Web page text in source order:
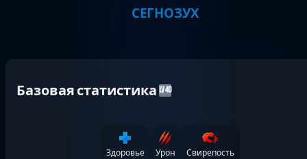
СЕГНОЗУХ
Базовая статистика LV40
Здоровье Урон Свирепость